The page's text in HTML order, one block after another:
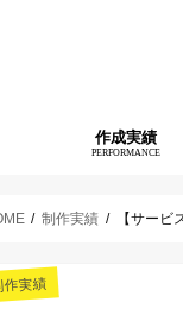
作成実績
PERFORMANCE
制作実績 【サービ
作実績